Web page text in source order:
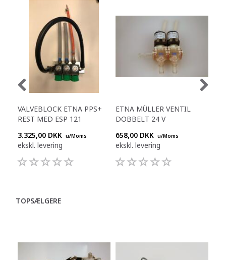
VALVEBLOCK ETNA PPS+
REST MED ESP 121
3.325,00 DKK u/Moms
ekskl. levering
ETNA MÜLLER VENTIL
DOBBELT 24 V
658,00 DKK u/Moms
ekskl. levering
TOPSÆLGERE